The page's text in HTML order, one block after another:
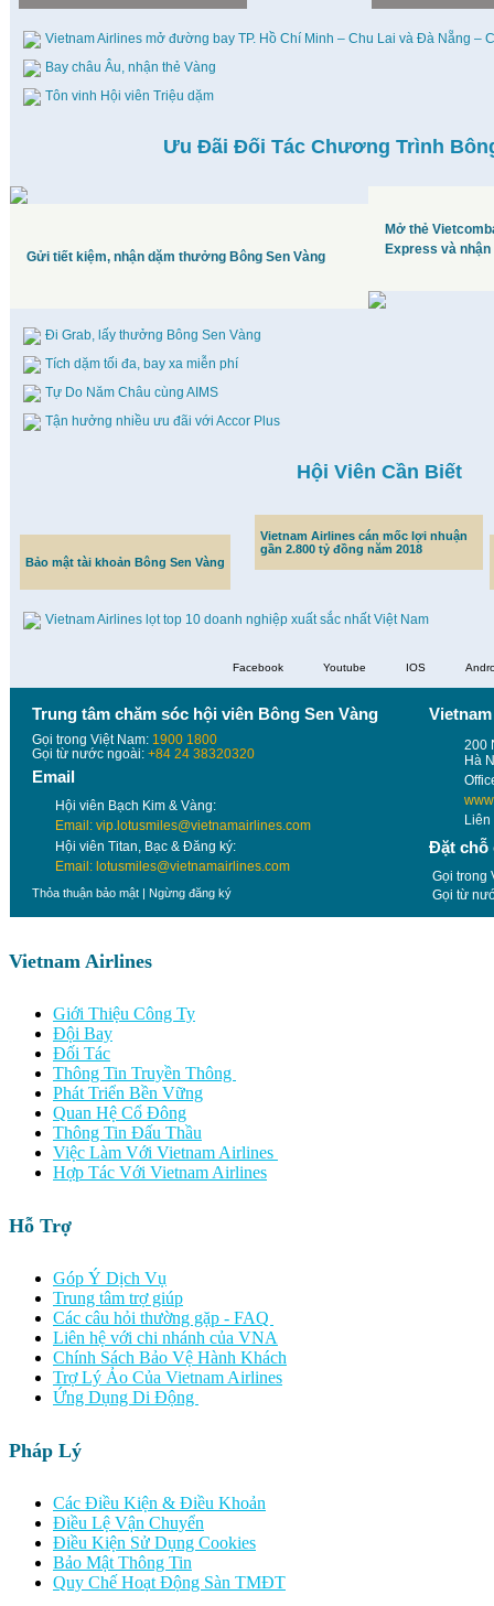
Vietnam Airlines mở đường bay TP. Hồ Chí Minh – Chu Lai và Đà Nẵng –
Bay châu Âu, nhận thẻ Vàng
Tôn vinh Hội viên Triệu dặm
Ưu Đãi Đối Tác Chương Trình
Gửi tiết kiệm, nhận dặm thưởng Bông Sen Vàng
Mở thẻ
Express và
Đi Grab, lấy thưởng Bông Sen Vàng
Tích dặm tối đa, bay xa miễn phí
Tự Do Năm Châu cùng AIMS
Tận hưởng nhiều ưu đãi với Accor Plus
Hội Viên Cần Biết
Bảo mật tài khoản Bông Sen Vàng
Vietnam Airlines cán mốc lợi nhuận
gần 2.800 tỷ đồng năm 2018
Vietnam Airlines lọt top 10 doanh nghiệp xuất sắc nhất Việt Nam
Facebook Youtube IOS
Trung tâm chăm sóc hội viên Bông Sen Vàng
Gọi trong Việt Nam: 1900 1800
Gọi từ nước ngoài: +84 24 38320320
Email
Hội viên Bạch Kim & Vàng:
Email: vip.lotusmiles@vietnamairlines.com
Hội viên Titan, Bạc & Đăng ký:
Email: lotusmiles@vietnamairlines.com
Thỏa thuận bảo mật Ngừng đăng ký
200
Hà
Đặt chỗ
Gọi trong
Gọi từ
Vietnam Airlines
Giới Thiệu Công Ty
Đội Bay
Đối Tác
Thông Tin Truyền Thông
Phát Triển Bền Vững
Quan Hệ Cổ Đông
Thông Tin Đấu Thầu
Việc Làm Với Vietnam Airlines
Hợp Tác Với Vietnam Airlines
Hỗ Trợ
Góp Ý Dịch Vụ
Trung tâm trợ giúp
Các câu hỏi thường gặp - FAQ
Liên hệ với chi nhánh của VNA
Chính Sách Bảo Vệ Hành Khách
Trợ Lý Ảo Của Vietnam Airlines
Ứng Dụng Di Động
Pháp Lý
Các Điều Kiện & Điều Khoản
Điều Lệ Vận Chuyển
Điều Kiện Sử Dụng Cookies
Bảo Mật Thông Tin
Quy Chế Hoạt Động Sàn TMĐT